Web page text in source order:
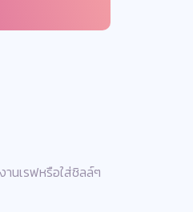
นเรฟหรือใส่ชิลล์ๆ